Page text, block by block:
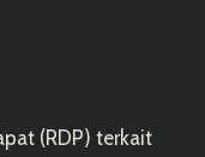
(RDP) terkait